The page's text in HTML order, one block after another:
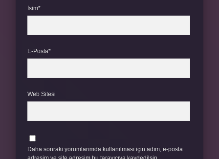
İsim*
E-Posta*
Web Sitesi
Daha sonraki yorumlarımda kullanılması için adım, e-posta